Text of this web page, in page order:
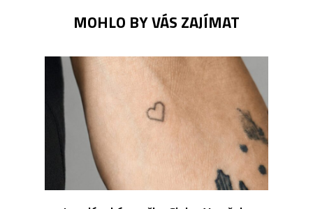
MOHLO BY VÁS ZAJÍMAT